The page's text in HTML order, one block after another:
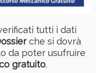
tutti i dati
che si dovrà
da poter usufruire
gratuito.